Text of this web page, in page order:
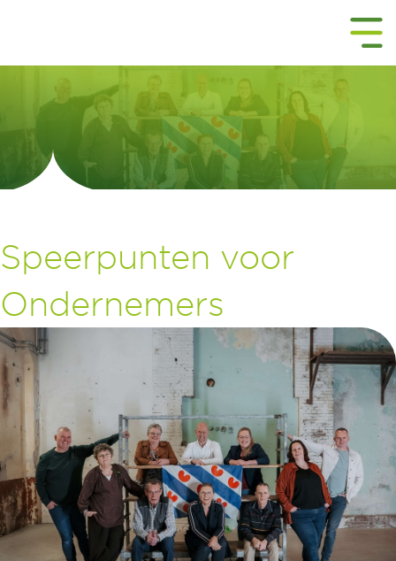
Speerpunten voor
Ondernemers